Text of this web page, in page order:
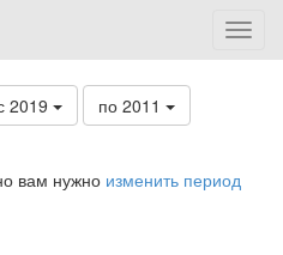
2019 по 2011
вам нужно изменить период